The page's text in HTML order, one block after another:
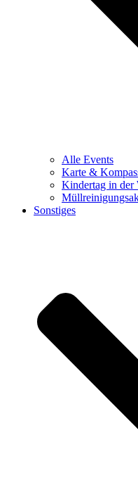
Alle Events
Karte &
Kindertag in der
Sonstiges